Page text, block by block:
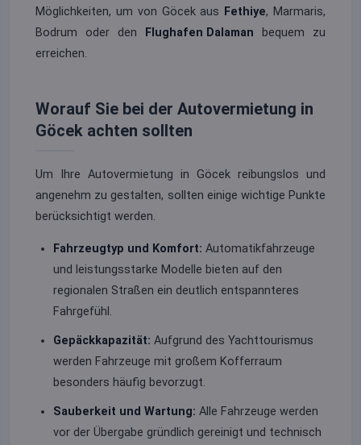
Möglichkeiten, um von Göcek aus Fethiye, Marmaris,
Bodrum oder den
Flughafen Dalaman bequem zu
erreichen.
Worauf Sie bei der Autovermietung in
Göcek achten sollten
Um Ihre Autovermietung in Göcek reibungslos und
angenehm zu gestalten, sollten einige wichtige Punkte
berücksichtigt werden.
Fahrzeugtyp und Komfort: Automatikfahrzeuge
und leistungsstarke Modelle bieten auf den
regionalen Straßen ein deutlich entspannteres
Fahrgefühl.
Gepäckkapazität: Aufgrund des Yachttourismus
werden Fahrzeuge mit großem Kofferraum
besonders häufig bevorzugt.
Sauberkeit und Wartung: Alle Fahrzeuge werden
vor der Übergabe gründlich gereinigt und technisch